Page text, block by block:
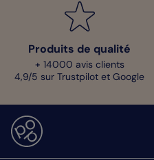
Produits de qualité
+ 14000 avis clients
4,9/5 sur Trustpilot et Google